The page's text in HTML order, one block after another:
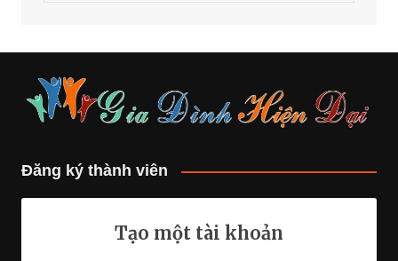
Đăng ký thành viên
Tạo một tài khoản